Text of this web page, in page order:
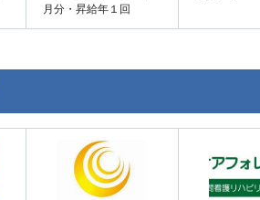
月分・昇給年１回